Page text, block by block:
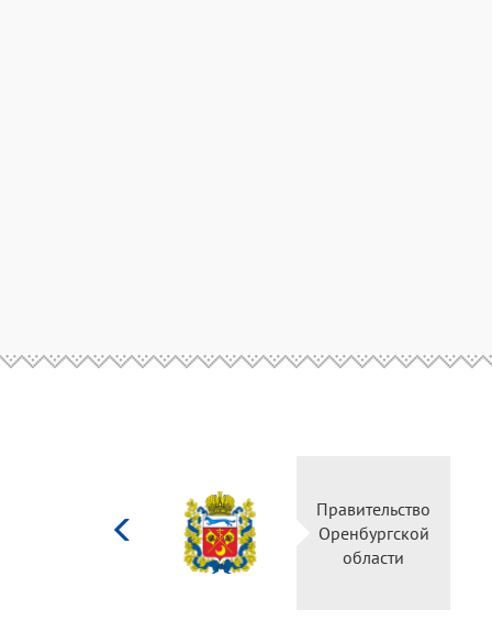
Министерство
культуры
Российской
федерации